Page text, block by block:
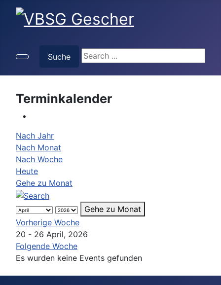
Suche
Suche
Terminkalender
Nach Jahr
Nach Monat
Nach Woche
Heute
Gehe zu Monat
Gehe zu Monat
Vorherige Woche
20 - 26 April, 2026
Folgende Woche
Es wurden keine Events gefunden